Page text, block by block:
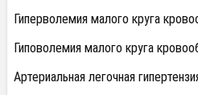
Гиперволемия малого круга
Гиповолемия малого круга
Артериальная легочная